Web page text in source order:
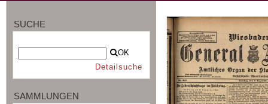
SUCHE
OK
Detailsuche
SAMMLUNGEN